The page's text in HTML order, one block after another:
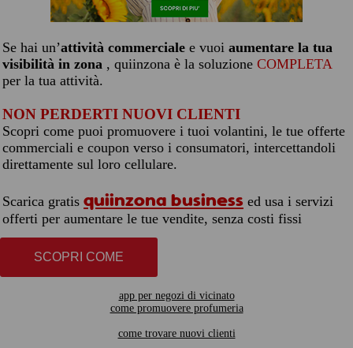
Se hai un’attività commerciale e vuoi aumentare la tua
visibilità in zona , quiinzona è la soluzione COMPLETA
per la tua attività.
NON PERDERTI NUOVI CLIENTI
Scopri come puoi promuovere i tuoi volantini, le tue offerte
commerciali e coupon verso i consumatori, intercettandoli
direttamente sul loro cellulare.
Scarica gratis quiinzona business ed usa i servizi
offerti per aumentare le tue vendite, senza costi fissi
SCOPRI COME
app per negozi di vicinato
come promuovere profumeria
come trovare nuovi clienti